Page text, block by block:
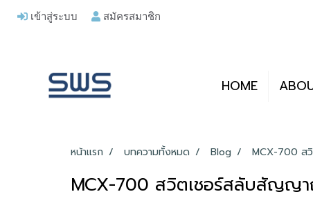
เข้าสู่ระบบ สมัครสมาชิก
HOME
หน้าแรก บทความทั้งหมด Blog MCX-700 ส
MCX-700 สวิตเชอร์สลับสัญญ